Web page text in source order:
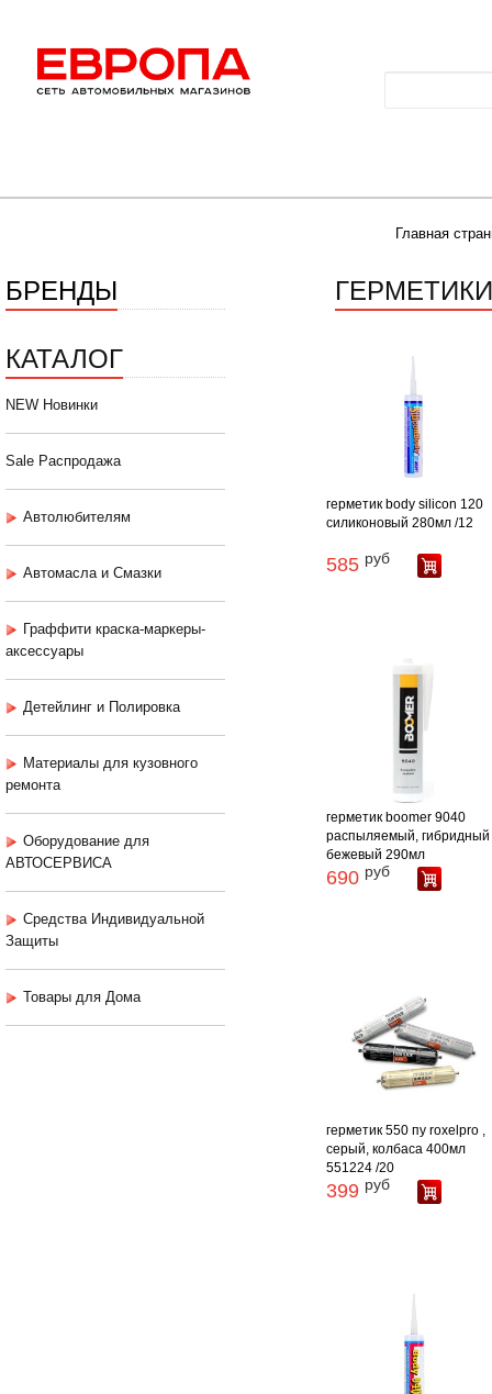
Главная
БРЕНДЫ
КАТАЛОГ
NEW Новинки
Sale Распродажа
Автолюбителям
Автомасла и Смазки
Граффити краска-маркеры-
аксессуары
Детейлинг и Полировка
Материалы для кузовного
ремонта
Оборудование для
АВТОСЕРВИСА
Средства Индивидуальной
Защиты
Товары для Дома
герметик body silicon 120
силиконовый 280мл /12
585 руб
герметик boomer 9040
распыляемый, гибридный
бежевый 290мл
690 руб
герметик 550 пу roxelpro ,
серый, колбаса 400мл
551224 /20
399 руб